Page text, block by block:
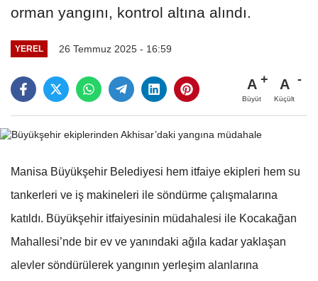
orman yangını, kontrol altına alındı.
YEREL 26 Temmuz 2025 - 16:59
A
Büyüt
A
Küçült
Manisa Büyükşehir Belediyesi hem itfaiye ekipleri hem su
tankerleri ve iş makineleri ile söndürme çalışmalarına
katıldı. Büyükşehir itfaiyesinin müdahalesi ile Kocakağan
Mahallesi’nde bir ev ve yanındaki ağıla kadar yaklaşan
alevler söndürülerek yangının yerleşim alanlarına